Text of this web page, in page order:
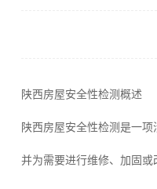
陕西房屋安全性检测概述
陕西房屋安全性检测是一
并为需要进行维修、加固或